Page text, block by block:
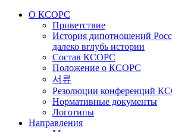
О КСОРС
Приветствие
История дипотношений
далеко вглубь истории
Состав КСОРС
Положение о КСОРС
서류
Резолюции конференций
Нормативные документы
Логотипы
Направления